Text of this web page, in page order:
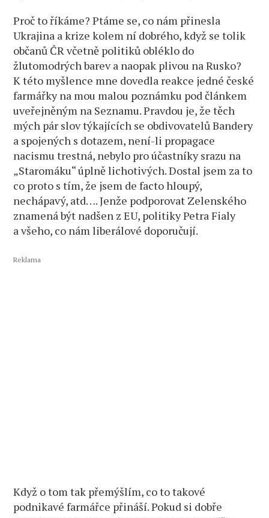
Proč to říkáme? Ptáme se, co nám přinesla
Ukrajina a krize kolem ní dobrého, když se tolik
občanů ČR včetně politiků obléklo do
žlutomodrých barev a naopak plivou na Rusko?
K této myšlence mne dovedla reakce jedné české
farmářky na mou malou poznámku pod článkem
uveřejněným na Seznamu. Pravdou je, že těch
mých pár slov týkajících se obdivovatelů Bandery
a spojených s dotazem, není-li propagace
nacismu trestná, nebylo pro účastníky srazu na
„Staromáku“ úplně lichotivých. Dostal jsem za to
co proto s tím, že jsem de facto hloupý,
nechápavý, atd…. Jenže podporovat Zelenského
znamená být nadšen z EU, politiky Petra Fialy
a všeho, co nám liberálové doporučují.
Reklama
Když o tom tak přemýšlím, co to takové
podnikavé farmářce přináší. Pokud si dobře